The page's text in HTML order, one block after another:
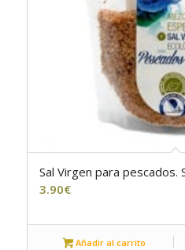
5.00
Sal Virgen para pescados.
3.90€
Añadir al carrito